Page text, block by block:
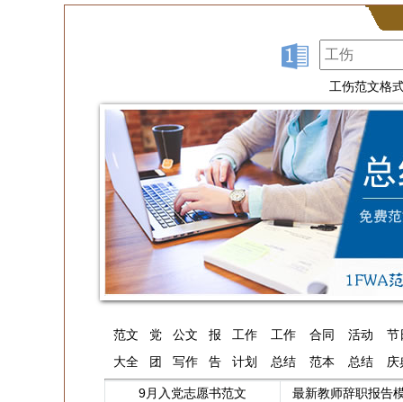
工伤范文格
范文
大全
党
团
公文
写作
报
告
工作
计划
工作
总结
合同
范本
活动
总结
节
庆
9月入党志愿书范文 最新教师辞职报告